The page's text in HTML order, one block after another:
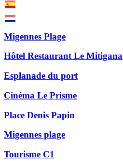
Migennes Plage
Hôtel Restaurant Le Mitigana
Esplanade du port
Cinéma Le Prisme
Place Denis Papin
Migennes plage
Tourisme C1